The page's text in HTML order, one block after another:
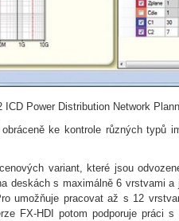
ICD Power Distribution Network
ke kontrole různých typů
variant, které jsou
deskách s maximálně 6 vrstvami a
umožňuje pracovat až s 12
FX-HDI potom podporuje práci